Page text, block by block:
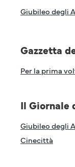
Giubileo degli
Gazzetta
Per la prima
Il Giornale
Giubileo degli
Cinecittà